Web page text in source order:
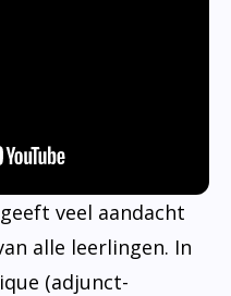
veel aandacht
alle leerlingen. In
(adjunct-